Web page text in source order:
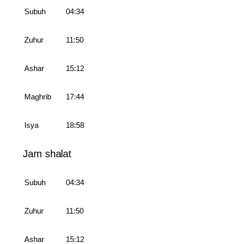
Subuh 04:34
Zuhur 11:50
Ashar 15:12
Maghrib 17:44
Isya 18:58
Jam shalat
Subuh 04:34
Zuhur 11:50
Ashar 15:12